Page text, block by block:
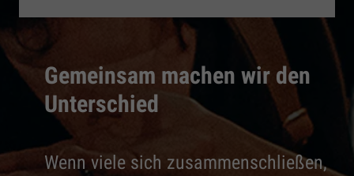
Gemeinsam machen wir den
Unterschied
Wenn viele sich zusammenschließen,